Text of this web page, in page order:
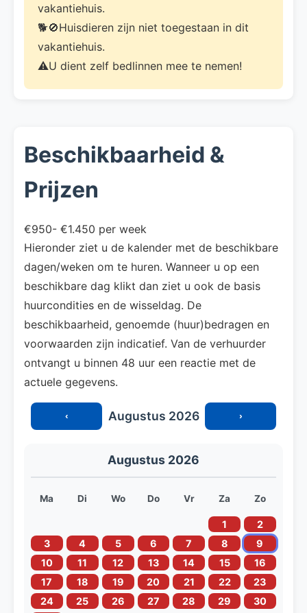
vakantiehuis.
🐕🚫Huisdieren zijn niet toegestaan in dit
vakantiehuis.
⚠️U dient zelf bedlinnen mee te nemen!
Beschikbaarheid &
Prijzen
€950- €1.450 per week
Hieronder ziet u de kalender met de beschikbare
dagen/weken om te huren. Wanneer u op een
beschikbare dag klikt dan ziet u ook de basis
huurcondities en de wisseldag. De
beschikbaarheid, genoemde (huur)bedragen en
voorwaarden zijn indicatief. Van de verhuurder
ontvangt u binnen 48 uur een reactie met de
actuele gegevens.
‹ Augustus 2026 ›
Augustus 2026
Ma Di Wo Do Vr Za Zo
1
2
3
4 5 6 7 8
9
10
11 12 13 14 15
16
17
18 19 20 21 22
23
24
25 26 27 28 29
30